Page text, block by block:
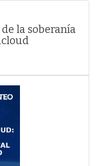
la soberanía